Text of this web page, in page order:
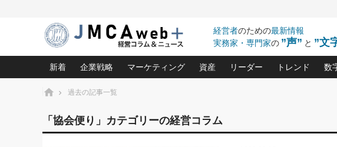
経営者のための最新情報
実務家・専門家の ”声” と ”文
新着 企業戦略
中小企業の「１位づくり」戦略(96)
利益を最大化する「業務改善」横田尚哉氏(5)
マーケティング
ネット戦略成功の秘訣 圧倒的に儲かる仕組みづくり講
ビジネスを一瞬で制する！一流グローバル経営者は知
資産
あなたの会社と資産を守る一手(171)
どうなる金融業界(39)
リーダー
ビジネスリーダー×次の一
トレンド 数
ホーム 過去の記事一覧
「協会便り」カテゴリーの経営コラム